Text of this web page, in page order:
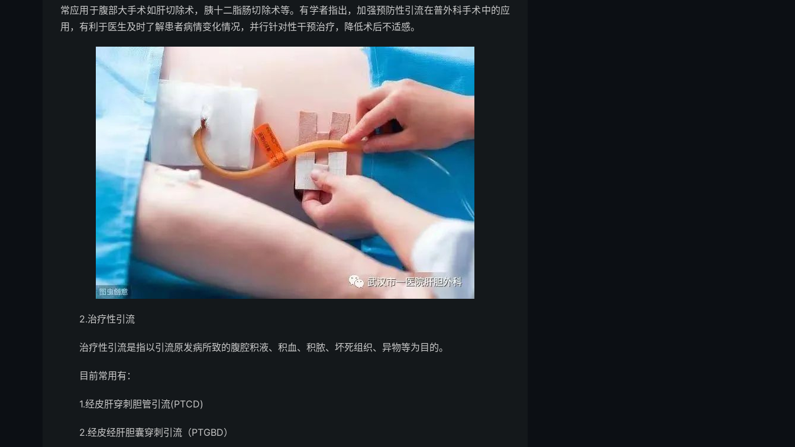
常应用于腹部大手术如肝切除术，胰十二脂肠切除术等。有学者指出，加强预防性引流在普外科手术中的应
用，有利于医生及时了解患者病情变化情况，并行针对性干预治疗，降低术后不适感。
2.治疗性引流
治疗性引流是指以引流原发病所致的腹腔积液、积血、积脓、坏死组织、异物等为目的。
目前常用有：
1.经皮肝穿刺胆管引流(PTCD)
2.经皮经肝胆囊穿刺引流（PTGBD）